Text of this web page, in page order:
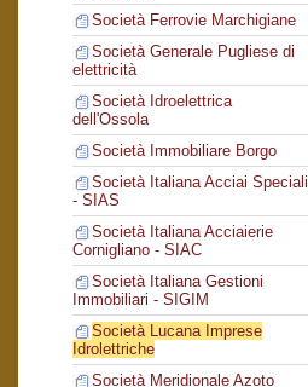
Società Ferrovie Marchigiane
Società Generale Pugliese di
elettricità
Società Idroelettrica
dell'Ossola
Società Immobiliare Borgo
Società Italiana Acciai Speciali
- SIAS
Società Italiana Acciaierie
Cornigliano - SIAC
Società Italiana Gestioni
Immobiliari - SIGIM
Società Lucana Imprese
Idrolettriche
Società Meridionale Azoto